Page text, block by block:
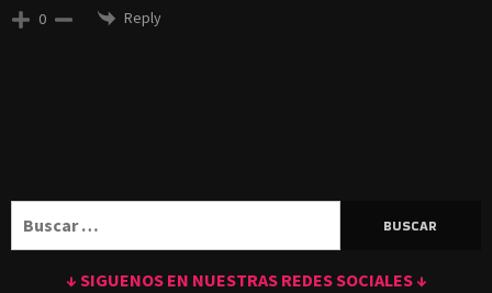
0 Reply
↓ SIGUENOS EN NUESTRAS REDES SOCIALES ↓